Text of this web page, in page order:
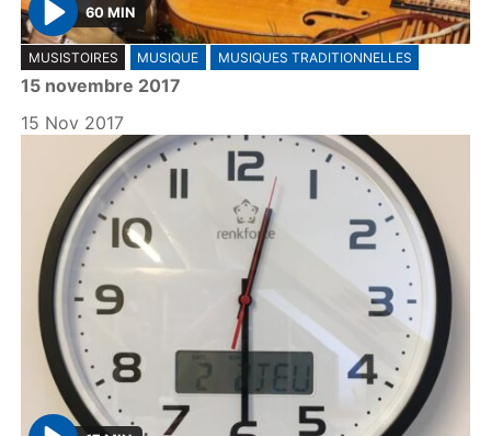
P
l
a
y
60 MIN
MUSISTOIRES MUSIQUE MUSIQUES TRADITIONNELLES
15 novembre 2017
15 Nov 2017